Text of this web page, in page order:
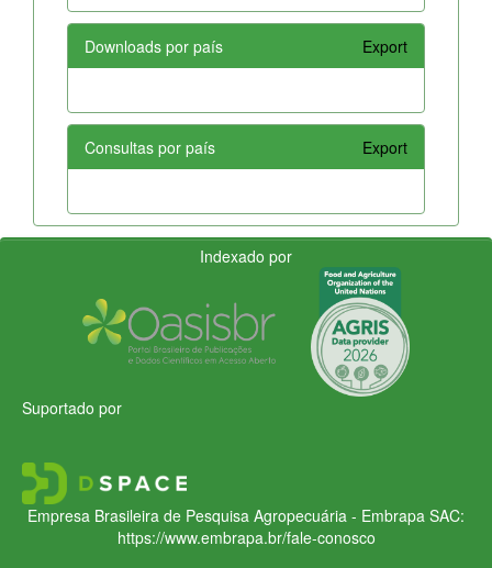
Downloads por país Export
Consultas por país Export
Indexado por
Suportado por
Empresa Brasileira de Pesquisa Agropecuária - Embrapa SAC:
https://www.embrapa.br/fale-conosco